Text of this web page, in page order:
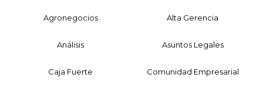
Agronegocios Alta Gerencia
Análisis Asuntos Legales
Caja Fuerte Comunidad Empresarial